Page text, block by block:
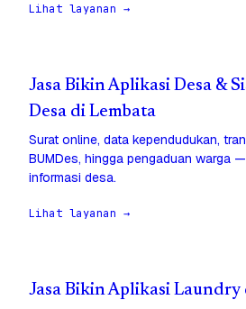
Lihat layanan →
Jasa Bikin Aplikasi Desa &
Desa di Lembata
Surat online, data kependudukan,
BUMDes, hingga pengaduan warga
informasi desa.
Lihat layanan →
Jasa Bikin Aplikasi Laundry